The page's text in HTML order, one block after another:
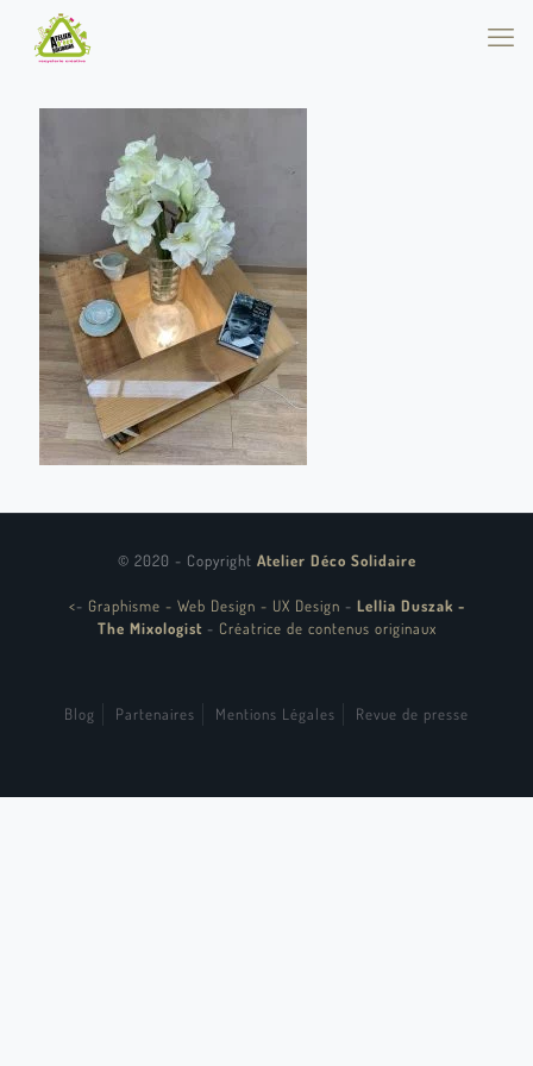
© 2020 - Copyright Atelier Déco Solidaire
<- Graphisme - Web Design - UX Design - Lellia Duszak -
The Mixologist - Créatrice de contenus originaux
Blog Partenaires Mentions Légales Revue de presse